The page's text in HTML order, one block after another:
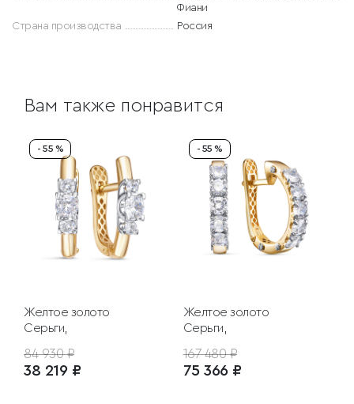
Фиани
Страна производства
Россия
Вам также понравится
- 55 %
Желтое золото
Серьги,
84 930 ₽
38 219 ₽
- 55 %
Желтое золото
Серьги,
167 480 ₽
75 366 ₽